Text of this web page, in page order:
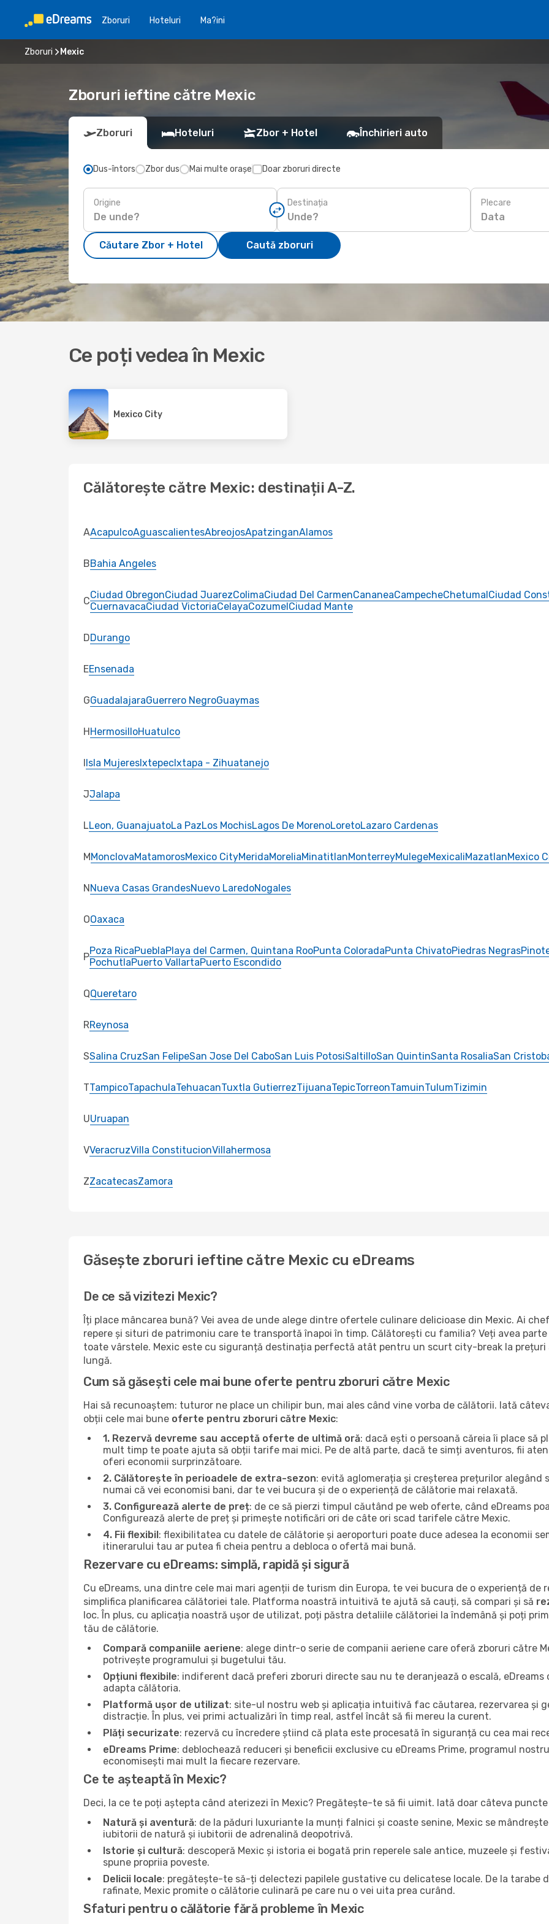
Zboruri Hoteluri Ma?ini
Zboruri Mexic
Zboruri ieftine către Mexic
Zboruri Hoteluri Zbor + Hotel Închirieri auto
Dus-întors Zbor dus Mai multe orașe Doar zboruri directe
Origine Destinația Plecare
Data
Căutare Zbor + Hotel Caută zboruri
Ce poți vedea în Mexic
Mexico City
Călătorește către Mexic: destinații A-Z.
AAcapulcoAguascalientesAbreojosApatzinganAlamos
BBahia Angeles
CCiudad ObregonCiudad JuarezColimaCiudad Del CarmenCananeaCampecheChetumalCiudad
CuernavacaCiudad VictoriaCelayaCozumelCiudad Mante
DDurango
EEnsenada
GGuadalajaraGuerrero NegroGuaymas
HHermosilloHuatulco
IIsla MujeresIxtepecIxtapa - Zihuatanejo
JJalapa
LLeon, GuanajuatoLa PazLos MochisLagos De MorenoLoretoLazaro Cardenas
MMonclovaMatamorosMexico CityMeridaMoreliaMinatitlanMonterreyMulegeMexicaliMazatlanMexico
NNueva Casas GrandesNuevo LaredoNogales
OOaxaca
PPoza RicaPueblaPlaya del Carmen, Quintana RooPunta ColoradaPunta ChivatoPiedras Negras
PochutlaPuerto VallartaPuerto Escondido
QQueretaro
RReynosa
SSalina CruzSan FelipeSan Jose Del CaboSan Luis PotosiSaltilloSan QuintinSanta RosaliaSan
TTampicoTapachulaTehuacanTuxtla GutierrezTijuanaTepicTorreonTamuinTulumTizimin
UUruapan
VVeracruzVilla ConstitucionVillahermosa
ZZacatecasZamora
Găsește zboruri ieftine către Mexic cu eDreams
De ce să vizitezi Mexic?
Îți place mâncarea bună? Vei avea de unde alege dintre ofertele culinare delicioase din Mexic. Ai
repere și situri de patrimoniu care te transportă înapoi în timp. Călătorești cu familia? Veți avea
toate vârstele. Mexic este cu siguranță destinația perfectă atât pentru un scurt city-break la prețuri
lungă.
Cum să găsești cele mai bune oferte pentru zboruri către Mexic
Hai să recunoaștem: tuturor ne place un chilipir bun, mai ales când vine vorba de călătorii. Iată
obții cele mai bune oferte pentru zboruri către Mexic:
1. Rezervă devreme sau acceptă oferte de ultimă oră: dacă ești o persoană căreia îi place să
mult timp te poate ajuta să obții tarife mai mici. Pe de altă parte, dacă te simți aventuros, fii
oferi economii surprinzătoare.
2. Călătorește în perioadele de extra-sezon: evită aglomerația și creșterea prețurilor alegând
numai că vei economisi bani, dar te vei bucura și de o experiență de călătorie mai relaxată.
3. Configurează alerte de preț: de ce să pierzi timpul căutând pe web oferte, când eDreams
Configurează alerte de preț și primește notificări ori de câte ori scad tarifele către Mexic.
4. Fii flexibil: flexibilitatea cu datele de călătorie și aeroporturi poate duce adesea la economii
itinerarului tau ar putea fi cheia pentru a debloca o ofertă mai bună.
Rezervare cu eDreams: simplă, rapidă și sigură
Cu eDreams, una dintre cele mai mari agenții de turism din Europa, te vei bucura de o experiență
simplifica planificarea călătoriei tale. Platforma noastră intuitivă te ajută să cauți, să compari și să
loc. În plus, cu aplicația noastră ușor de utilizat, poți păstra detaliile călătoriei la îndemână și poți
tău de călătorie.
Compară companiile aeriene: alege dintr-o serie de companii aeriene care oferă zboruri către
potrivește programului și bugetului tău.
Opțiuni flexibile: indiferent dacă preferi zboruri directe sau nu te deranjează o escală,
adapta călătoria.
Platformă ușor de utilizat: site-ul nostru web și aplicația intuitivă fac căutarea, rezervarea și
distracție. În plus, vei primi actualizări în timp real, astfel încât să fii mereu la curent.
Plăți securizate: rezervă cu încredere știind că plata este procesată în siguranță cu cea mai
eDreams Prime: deblochează reduceri și beneficii exclusive cu eDreams Prime, programul
economisești mai mult la fiecare rezervare.
Ce te așteaptă în Mexic?
Deci, la ce te poți aștepta când aterizezi în Mexic? Pregătește-te să fii uimit. Iată doar câteva
Natură și aventură: de la păduri luxuriante la munți falnici și coaste senine, Mexic se
iubitorii de natură și iubitorii de adrenalină deopotrivă.
Istorie și cultură: descoperă Mexic și istoria ei bogată prin reperele sale antice, muzeele și
spune propriia poveste.
Delicii locale: pregătește-te să-ți delectezi papilele gustative cu delicatese locale. De la tarabe
rafinate, Mexic promite o călătorie culinară pe care nu o vei uita prea curând.
Sfaturi pentru o călătorie fără probleme în Mexic